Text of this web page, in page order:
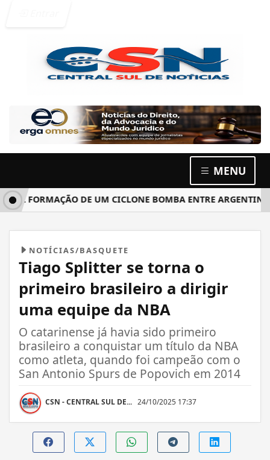
MENU
DE UM CICLONE BOMBA ENTRE ARGENTINA,
NOTÍCIAS/BASQUETE
Tiago Splitter se torna o
primeiro brasileiro a dirigir
uma equipe da NBA
O catarinense já havia sido primeiro
brasileiro a conquistar um título da NBA
como atleta, quando foi campeão com o
San Antonio Spurs de Popovich em 2014
CSN - CENTRAL SUL DE... 24/10/2025 17:37